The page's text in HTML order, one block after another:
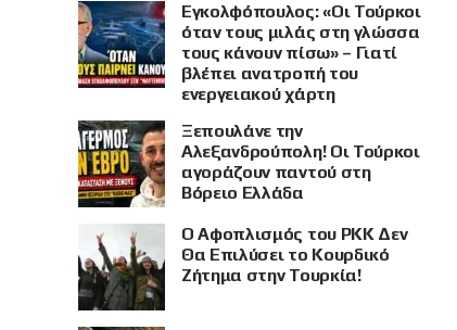
Εγκολφόπουλος: «Οι Τούρκοι
όταν τους μιλάς στη γλώσσα
τους κάνουν πίσω» – Γιατί
βλέπει ανατροπή του
ενεργειακού χάρτη
Ξεπουλάνε την
Αλεξανδρούπολη! Οι Τούρκοι
αγοράζουν παντού στη
Βόρειο Ελλάδα
Ο Αφοπλισμός του PKK Δεν
Θα Επιλύσει το Κουρδικό
Ζήτημα στην Τουρκία!